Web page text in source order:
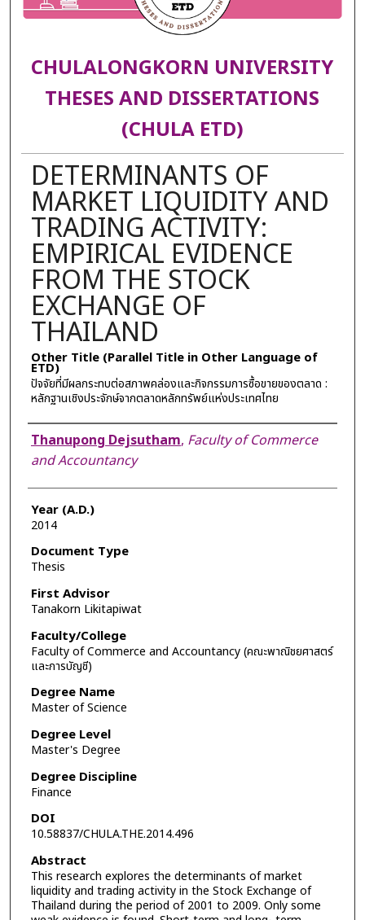
CHULALONGKORN UNIVERSITY
THESES AND DISSERTATIONS
(CHULA ETD)
DETERMINANTS OF
MARKET LIQUIDITY AND
TRADING ACTIVITY:
EMPIRICAL EVIDENCE
FROM THE STOCK
EXCHANGE OF
THAILAND
Other Title (Parallel Title in Other Language of
ETD)
ปัจจัยที่มีผลกระทบต่อสภาพคล่องและกิจกรรมการซื้อขายของตลาด :
หลักฐานเชิงประจักษ์จากตลาดหลักทรัพย์แห่งประเทศไทย
Author
Thanupong Dejsutham, Faculty of Commerce
and Accountancy
Year (A.D.)
2014
Document Type
Thesis
First Advisor
Tanakorn Likitapiwat
Faculty/College
Faculty of Commerce and Accountancy (คณะพาณิชยศาสตร์
และการบัญชี)
Degree Name
Master of Science
Degree Level
Master's Degree
Degree Discipline
Finance
DOI
10.58837/CHULA.THE.2014.496
Abstract
This research explores the determinants of market
liquidity and trading activity in the Stock Exchange of
Thailand during the period of 2001 to 2009. Only some